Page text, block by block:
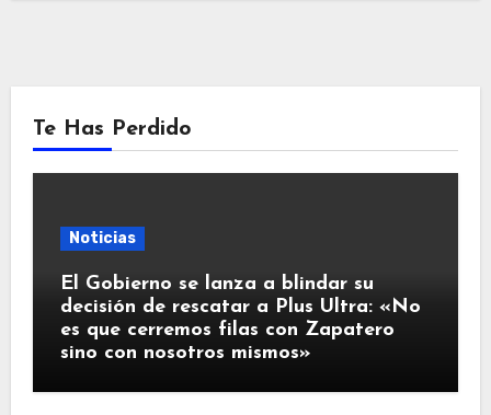
Te Has Perdido
Noticias
El Gobierno se lanza a blindar su
decisión de rescatar a Plus Ultra: «No
es que cerremos filas con Zapatero
sino con nosotros mismos»